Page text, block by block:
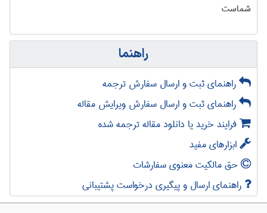
شماست
راهنما
راهنمای ثبت و ارسال سفارش ترجمه
راهنمای ثبت و ارسال سفارش ویرایش مقاله
فرایند خرید یا دانلود مقاله ترجمه شده
ابزارهای مفید
حق مالکیت معنوی سفارشات
راهنمای ارسال و پیگیری درخواست پشتیبانی